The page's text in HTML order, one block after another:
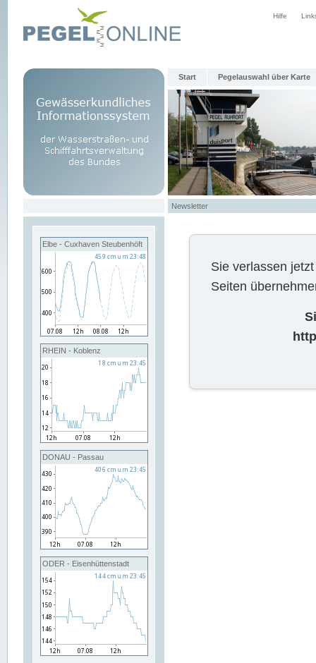
Hilfe
Start Pegelauswahl über Karte
Newsletter
Elbe - Cuxhaven Steubenhöft
RHEIN - Koblenz
DONAU - Passau
ODER - Eisenhüttenstadt
Sie verlassen
Seiten